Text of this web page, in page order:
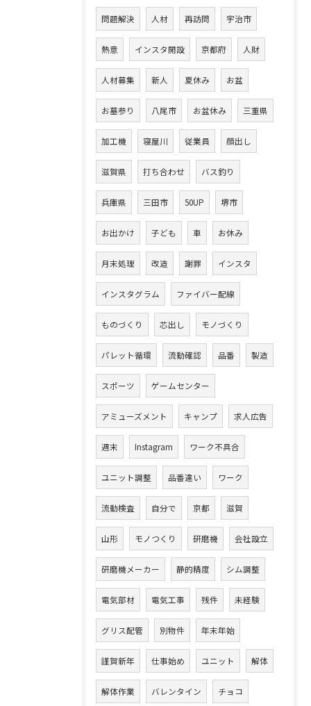
問題解決 人材 再訪問 宇治市
熱意 インスタ開設 京都府 人財
人材募集 新人 夏休み お盆
お墓参り 八尾市 お盆休み 三重県
加工機 寝屋川 従業員 顔出し
滋賀県 打ち合わせ バス釣り
兵庫県 三田市 50UP 堺市
お出かけ 子ども 車 お休み
月末処理 改造 謝罪 インスタ
インスタグラム ファイバー配線
ものづくり 芯出し モノづくり
パレット循環 流動確認 品番 製造
スポーツ ゲームセンター
アミューズメント キャンプ 求人広告
週末 Instagram ワーク不具合
ユニット調整 品番違い ワーク
流動検査 自分で 京都 滋賀
山形 モノつくり 研磨機 会社設立
研磨機メーカー 静的精度 シム調整
電気部材 電気工事 残件 未経験
グリス配管 別物件 年末年始
謹賀新年 仕事始め ユニット 解体
解体作業 バレンタイン チョコ